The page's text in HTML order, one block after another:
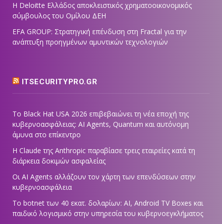
Η Deloitte Ελλάδος αποκλειστικός χρηματοοικονομικός
σύμβουλος του Ομίλου ΔΕΗ
EFA GROUP: Στρατηγική επένδυση στη Fractal για την
ανάπτυξη προηγμένων αμυντικών τεχνολογιών
ITSECURITYPRO.GR
Το Black Hat USA 2026 επιβεβαιώνει τη νέα εποχή της
κυβερνοασφάλειας: AI Agents, Quantum και αυτόνομη
άμυνα στο επίκεντρο
Η Claude της Anthropic παραβίασε τρεις εταιρείες κατά τη
διάρκεια δοκιμών ασφαλείας
Οι AI Agents αλλάζουν τον χάρτη των επενδύσεων στην
κυβερνοασφάλεια
Το botnet των 40 εκατ. δολαρίων: AI, Android TV Boxes και
παιδικό λογισμικό στην υπηρεσία του κυβερνοεγκλήματος